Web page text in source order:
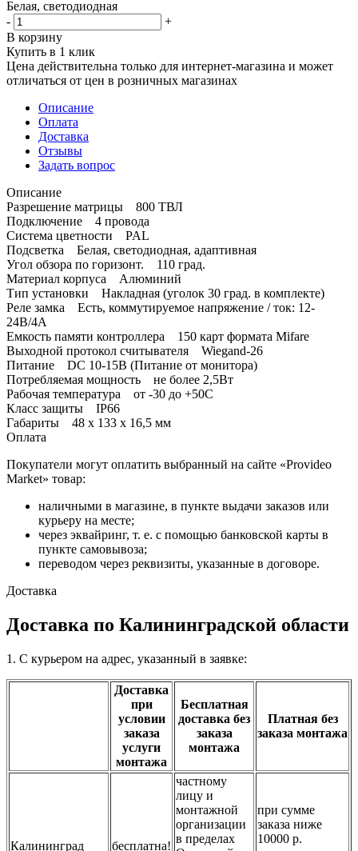
Белая, светодиодная
-
+
В корзину
Купить в 1 клик
Цена действительна только для интернет-магазина и может
отличаться от цен в розничных магазинах
Описание
Оплата
Доставка
Отзывы
Задать вопрос
Описание
Разрешение матрицы 800 ТВЛ
Подключение 4 провода
Система цветности PAL
Подсветка Белая, светодиодная, адаптивная
Угол обзора по горизонт. 110 град.
Материал корпуса Алюминий
Тип установки Накладная (уголок 30 град. в комплекте)
Реле замка Есть, коммутируемое напряжение / ток: 12-
24В/4А
Емкость памяти контроллера 150 карт формата Mifare
Выходной протокол считывателя Wiegand-26
Питание DC 10-15В (Питание от монитора)
Потребляемая мощность не более 2,5Вт
Рабочая температура от -30 до +50С
Класс защиты IP66
Габариты 48 x 133 x 16,5 мм
Оплата
Покупатели могут оплатить выбранный на сайте «Provideo
Market» товар:
наличными в магазине, в пункте выдачи заказов или
курьеру на месте;
через эквайринг, т. е. с помощью банковской карты в
пункте самовывоза;
переводом через реквизиты, указанные в договоре.
Доставка
Доставка по Калининградской области
1. С курьером на адрес, указанный в заявке:
Доставка
при
условии
заказа
услуги
монтажа
Бесплатная
доставка без
заказа
монтажа
Платная без
заказа монтажа
Калининград бесплатна!
частному
лицу и
монтажной
организации
в пределах
при сумме
заказа ниже
10000 р.